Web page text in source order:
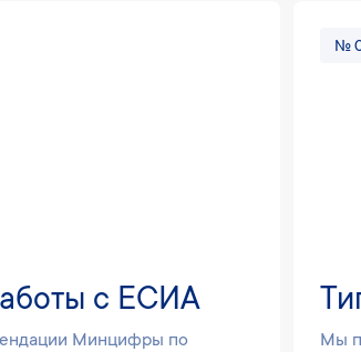
с ЕСИА
Минцифры по
№
Мы